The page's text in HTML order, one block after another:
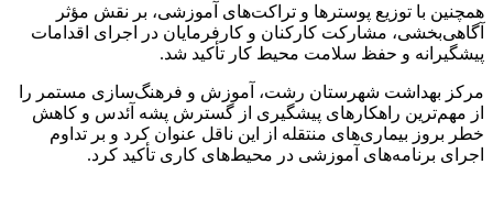
همچنین با توزیع پوسترها و تراکت‌های آموزشی، بر نقش مؤثر
آگاهی‌بخشی، مشارکت کارکنان و کارفرمایان در اجرای اقدامات
پیشگیرانه و حفظ سلامت محیط کار تأکید شد.
مرکز بهداشت شهرستان رشت، آموزش و فرهنگ‌سازی مستمر را
از مهم‌ترین راهکارهای پیشگیری از گسترش پشه آئدس و کاهش
خطر بروز بیماری‌های منتقله از این ناقل عنوان کرد و بر تداوم
اجرای برنامه‌های آموزشی در محیط‌های کاری تأکید کرد.